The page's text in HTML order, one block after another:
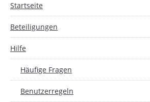
Startseite
Beteiligungen
Hilfe
Häufige Fragen
Benutzerregeln